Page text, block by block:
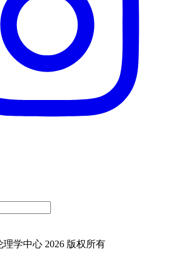
学中心 2026 版权所有